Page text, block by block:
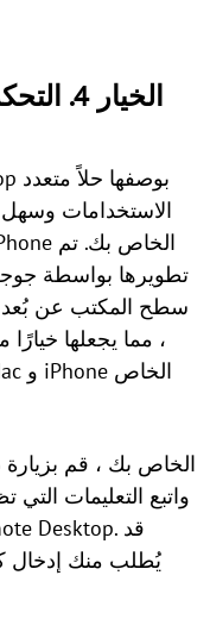
الخيار 4. التحكم عن بعد في متصفح كروم
الاستخدامات
تطويرها بواسطة
سطح المكتب عن بُعد
، مما يجعلها
يُطلب منك إدخال